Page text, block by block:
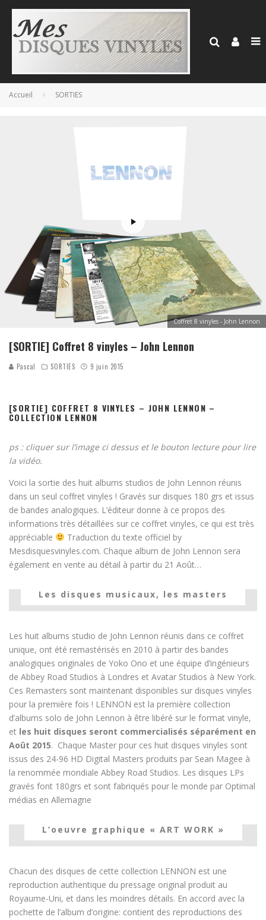
Accueil SORTIES
Coffret 8 vinyles - John Lennon
[SORTIE] Coffret 8 vinyles – John Lennon
Pascal SORTIES 9 juin 2015
[SORTIE] COFFRET 8 VINYLES – JOHN LENNON –
COLLECTION LENNON
ps : cliquer sur l’image ci dessus et le bouton lecture pour lire
la vidéo.
Voici la sortie des huit albums studios de John Lennon réunis
dans un seul coffret vinyles ! Gravés sur disques 180 grs et issus
de bandes analogiques. L’éditeur donne à ce propos des
informations très détaillées sur ce coffret vinyles, ce qui est très
appréciable
Traduction du texte officiel by
Mesdisquesvinyles.com. Chaque album de John Lennon sera
également en vente au détail à partir du 21 Août…
Les disques musicaux, les masters
Les huit albums studio de John Lennon réunis dans ce coffret
unique, ont été remastérisés en 2010 à partir des bandes
analogiques originales de Yoko Ono et une équipe d’ingénieurs
de Abbey Road Studios à Londres et Avatar Studios à New York.
Ces Remasters sont maintenant disponibles sur disques vinyles
pour la première fois ! LENNON est la première collection
d’albums solo de John Lennon à être libéré sur le format vinyle,
et les huit disques seront commercialisés séparément en
Août 2015. Chaque Master pour ces huit disques vinyles sont
issus des 24-96 HD Digital Masters produits par Sean Magee à
la renommée mondiale Abbey Road Studios. Les disques LPs
gravés font 180grs et sont fabriqués pour le monde par Optimal
médias en Allemagne
L’oeuvre graphique « ART WORK »
Chacun des disques de cette collection LENNON est une
reproduction authentique du pressage original produit au
Royaume-Uni, et dans les moindres détails. En accord avec la
pochette de l’album d’origine: contient des reproductions des